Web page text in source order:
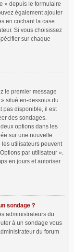
» depuis le formulaire
également ajouter
en cochant la case
Si vous choisissez
sur chaque
le premier message
situé en-dessous du
pas disponible, il est
des sondages.
options dans les
sur une nouvelle
les utilisateurs peuvent
par utilisateur ».
en jours et autoriser
sondage ?
administrateurs du
à un sondage vous
du forum